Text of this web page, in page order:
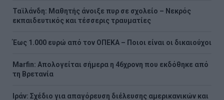
Ταϊλάνδη: Μαθητής άνοιξε πυρ σε σχολείο – Νεκρός
εκπαιδευτικός και τέσσερις τραυματίες
Έως 1.000 ευρώ από τον ΟΠΕΚΑ – Ποιοι είναι οι δικαιούχοι
Marfin: Απολογείται σήμερα η 46χρονη που εκδόθηκε από
τη Βρετανία
Ιράν: Σχέδιο για απαγόρευση διέλευσης αμερικανικών και